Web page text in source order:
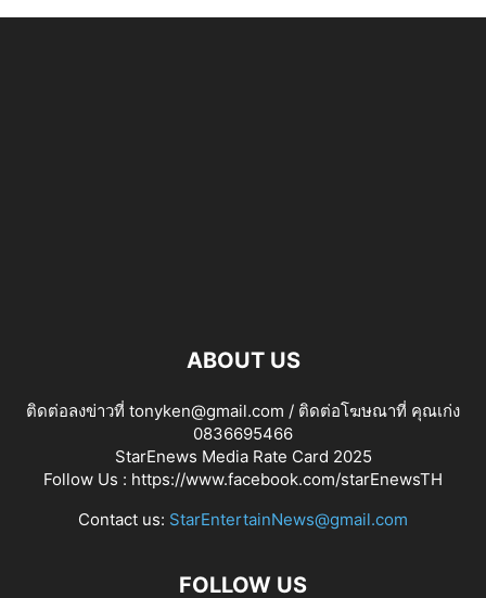
ABOUT US
ติดต่อลงข่าวที่ tonyken@gmail.com / ติดต่อโฆษณาที่ คุณเก่ง
0836695466
StarEnews Media Rate Card 2025
Follow Us : https://www.facebook.com/starEnewsTH
Contact us: StarEntertainNews@gmail.com
FOLLOW US